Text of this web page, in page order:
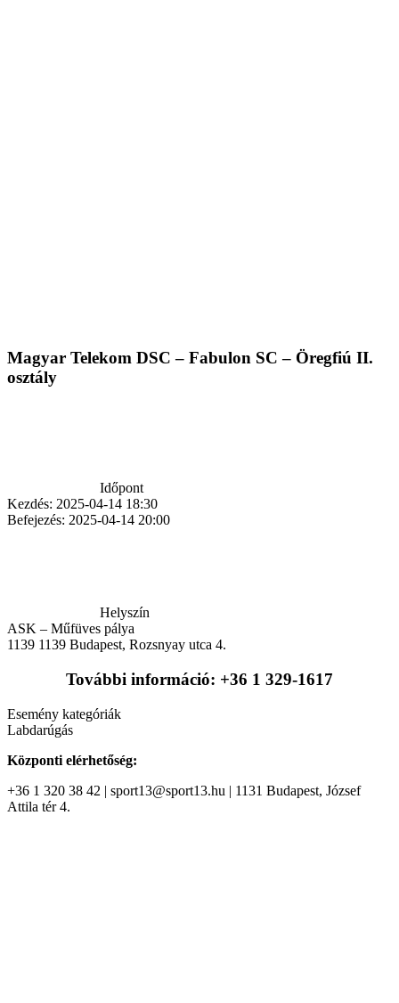
Magyar Telekom DSC – Fabulon SC – Öregfiú II.
osztály
Időpont
Kezdés: 2025-04-14 18:30
Befejezés: 2025-04-14 20:00
Helyszín
ASK – Műfüves pálya
1139 1139 Budapest, Rozsnyay utca 4.
További információ: +36 1 329-1617
Esemény kategóriák
Labdarúgás
Központi elérhetőség:
+36 1 320 38 42 | sport13@sport13.hu | 1131 Budapest, József
Attila tér 4.